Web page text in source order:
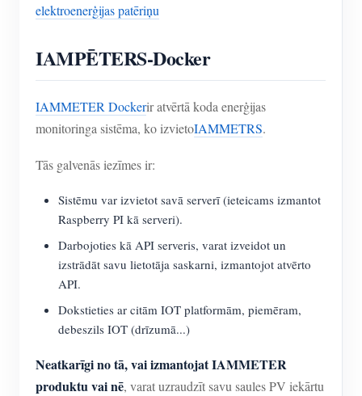
elektroenerģijas patēriņu
IAMPĒTERS-Docker
IAMMETER Dockerir atvērtā koda enerģijas
monitoringa sistēma, ko izvietoIAMMETRS.
Tās galvenās iezīmes ir:
Sistēmu var izvietot savā serverī (ieteicams izmantot
Raspberry PI kā serveri).
Darbojoties kā API serveris, varat izveidot un
izstrādāt savu lietotāja saskarni, izmantojot atvērto
API.
Dokstieties ar citām IOT platformām, piemēram,
debeszils IOT (drīzumā...)
Neatkarīgi no tā, vai izmantojat IAMMETER
produktu vai nē, varat uzraudzīt savu saules PV iekārtu